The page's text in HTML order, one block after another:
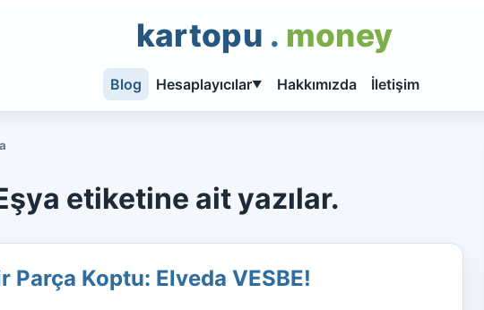
kartopu . money
Blog Hesaplayıcılar▼ Hakkımızda İletişim
etiketine ait yazılar.
Koptu: Elveda VESBE!